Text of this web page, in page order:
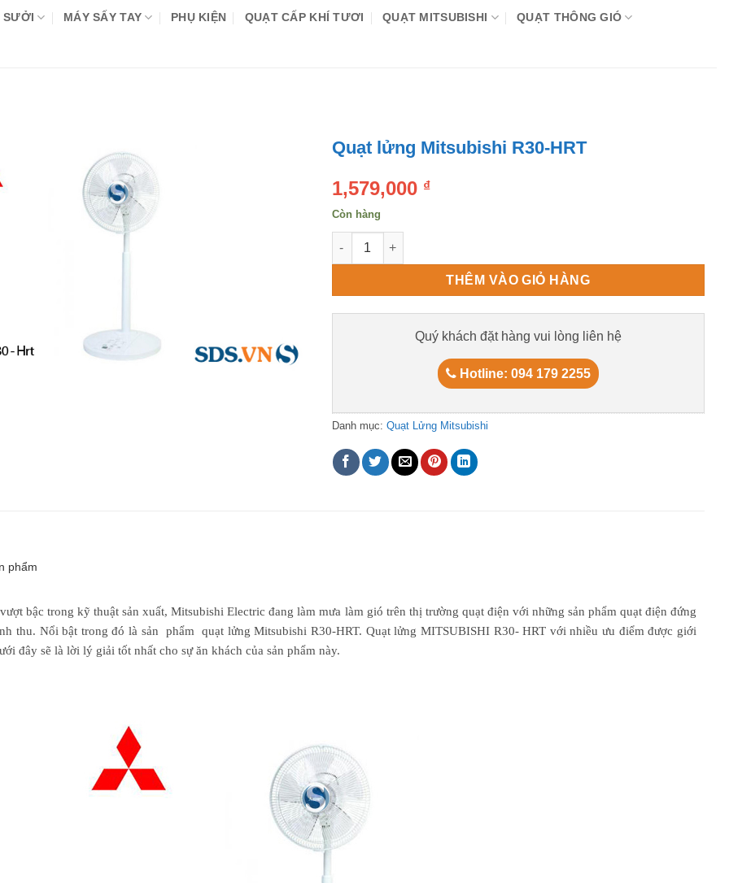
SƯỞI MÁY SẤY TAY PHỤ KIỆN QUẠT CẤP KHÍ TƯƠI QUẠT MITSUBISHI QUẠT THÔNG GIÓ
Quạt lửng Mitsubishi R30-HRT
1,579,000 ₫
Còn hàng
Quạt lửng Mitsubishi R30-HRT số lượng
THÊM VÀO GIỎ HÀNG
Quý khách đặt hàng vui lòng liên hệ
Hotline: 094 179 2255
Danh mục: Quạt Lửng Mitsubishi
phẩm
bậc trong kỹ thuật sản xuất, Mitsubishi Electric đang làm mưa làm gió trên thị trường quạt điện với những sản phẩm quạt điện đứng
thu. Nổi bật trong đó là sản phẩm quạt lửng Mitsubishi R30-HRT. Quạt lửng MITSUBISHI R30- HRT với nhiều ưu điểm được giới
đây sẽ là lời lý giải tốt nhất cho sự ăn khách của sản phẩm này.